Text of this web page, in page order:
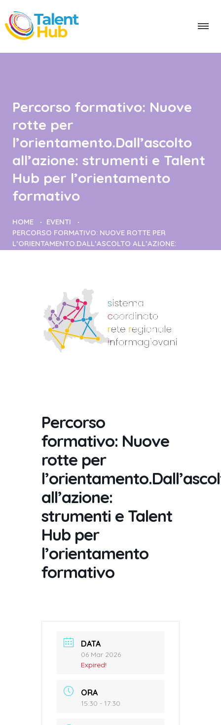
Percorso formativo: Nuove
rotte per
l’orientamento.Dall’ascolto
all’azione: strumenti e Talent
Hub per l’orientamento
formativo
HOME
EVENTI
PERCORSO FORMATIVO: NUOVE ROTTE PER
L’ORIENTAMENTO.DALL’ASCOLTO ALL’AZIONE:
Percorso
formativo: Nuove
rotte per
all’azione:
strumenti e Talent
Hub per
l’orientamento
formativo
DATA
06 Mar 2026
Expired!
ORA
15:30 - 17:30